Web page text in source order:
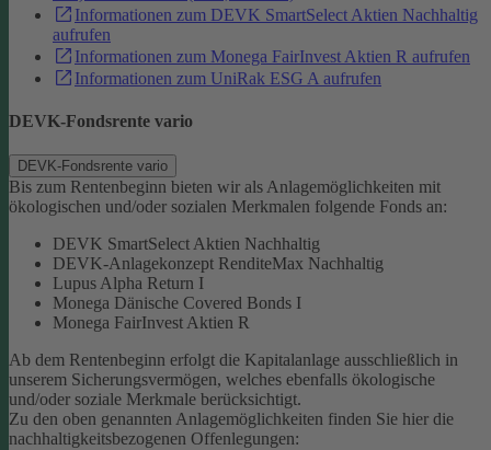
Informationen zum DEVK SmartSelect Aktien Nachhaltig
aufrufen
Informationen zum Monega FairInvest Aktien R aufrufen
Informationen zum UniRak ESG A aufrufen
DEVK-Fondsrente vario
DEVK-Fondsrente vario
Bis zum Rentenbeginn bieten wir als Anlagemöglichkeiten mit
ökologischen und/oder sozialen Merkmalen folgende Fonds an:
DEVK SmartSelect Aktien Nachhaltig
DEVK-Anlagekonzept RenditeMax Nachhaltig
Lupus Alpha Return I
Monega Dänische Covered Bonds I
Monega FairInvest Aktien R
Ab dem Rentenbeginn erfolgt die Kapitalanlage ausschließlich in
unserem Sicherungsvermögen, welches ebenfalls ökologische
und/oder soziale Merkmale berücksichtigt.
Zu den oben genannten Anlagemöglichkeiten finden Sie hier die
nachhaltigkeitsbezogenen Offenlegungen: